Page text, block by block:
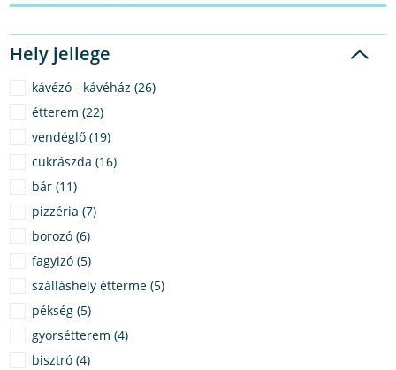
Hely jellege
kávézó - kávéház (26)
étterem (22)
vendéglő (19)
cukrászda (16)
bár (11)
pizzéria (7)
borozó (6)
fagyizó (5)
szálláshely étterme (5)
pékség (5)
gyorsétterem (4)
bisztró (4)